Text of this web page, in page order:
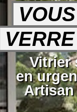
Vitrier
en
Artisan